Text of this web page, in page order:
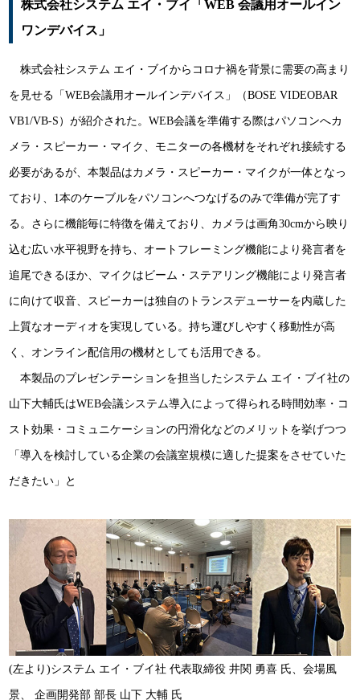
株式会社システム エイ・ブイ「WEB 会議用オールイン
ワンデバイス」
株式会社システム エイ・ブイからコロナ禍を背景に需要の高まり
を見せる「WEB会議用オールインデバイス」（BOSE VIDEOBAR
VB1/VB-S）が紹介された。WEB会議を準備する際はパソコンへカ
メラ・スピーカー・マイク、モニターの各機材をそれぞれ接続する
必要があるが、本製品はカメラ・スピーカー・マイクが一体となっ
ており、1本のケーブルをパソコンへつなげるのみで準備が完了す
る。さらに機能毎に特徴を備えており、カメラは画角30cmから映り
込む広い水平視野を持ち、オートフレーミング機能により発言者を
追尾できるほか、マイクはビーム・ステアリング機能により発言者
に向けて収音、スピーカーは独自のトランスデューサーを内蔵した
上質なオーディオを実現している。持ち運びしやすく移動性が高
く、オンライン配信用の機材としても活用できる。
本製品のプレゼンテーションを担当したシステム エイ・ブイ社の
山下大輔氏はWEB会議システム導入によって得られる時間効率・コ
スト効果・コミュニケーションの円滑化などのメリットを挙げつつ
「導入を検討している企業の会議室規模に適した提案をさせていた
だきたい」と
(左より)システム エイ・ブイ社 代表取締役 井関 勇喜 氏、会場風
景、 企画開発部 部長 山下 大輔 氏